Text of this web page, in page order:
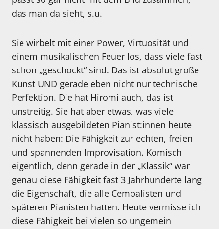
das man da sieht, s.u.
Sie wirbelt mit einer Power, Virtuosität und
einem musikalischen Feuer los, dass viele fast
schon „geschockt“ sind. Das ist absolut große
Kunst UND gerade eben nicht nur technische
Perfektion. Die hat Hiromi auch, das ist
unstreitig. Sie hat aber etwas, was viele
klassisch ausgebildeten Pianist:innen heute
nicht haben: Die Fähigkeit zur echten, freien
und spannenden Improvisation. Komisch
eigentlich, denn gerade in der „Klassik“ war
genau diese Fähigkeit fast 3 Jahrhunderte lang
die Eigenschaft, die alle Cembalisten und
späteren Pianisten hatten. Heute vermisse ich
diese Fähigkeit bei vielen so ungemein